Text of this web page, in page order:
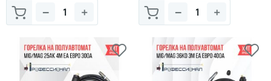
+
− +
−